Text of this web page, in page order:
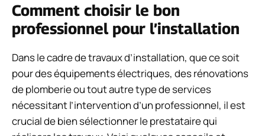
Comment choisir le bon
professionnel pour l’installation
Dans le cadre de travaux d’installation, que ce soit
pour des équipements électriques, des rénovations
de plomberie ou tout autre type de services
nécessitant l’intervention d’un professionnel, il est
crucial de bien sélectionner le prestataire qui